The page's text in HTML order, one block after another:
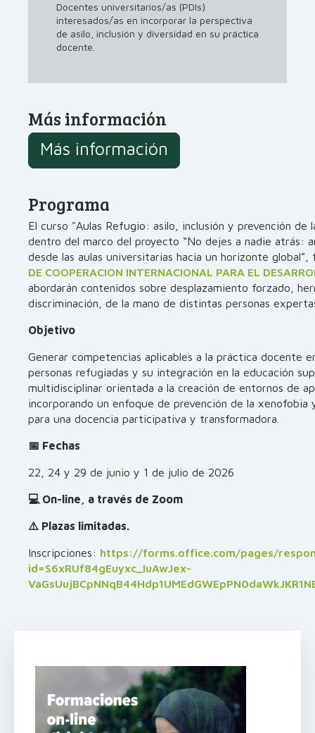
Docentes universitarios/as (PDIs)
interesados/as en incorporar la perspectiva
de asilo, inclusión y diversidad en su práctica
docente.
Más información
Más información
Programa
El curso "Aulas Refugio: asilo, inclusión y prevención
dentro del marco del proyecto “No dejes a nadie atrás:
desde las aulas universitarias hacia un horizonte
DE COOPERACION INTERNACIONAL PARA EL
abordarán contenidos sobre desplazamiento forzado,
discriminación, de la mano de distintas personas
Objetivo
Generar competencias aplicables a la práctica docente
personas refugiadas y su integración en la educación
multidisciplinar orientada a la creación de entornos de
incorporando un enfoque de prevención de la
para una docencia participativa y transformadora.
📅 Fechas
22, 24 y 29 de junio y 1 de julio de 2026
💻 On-line, a través de Zoom
⚠️ Plazas limitadas.
Inscripciones: https://forms.office.com/pages/
id=S6xRUf84gEuyxc_IuAwJex-